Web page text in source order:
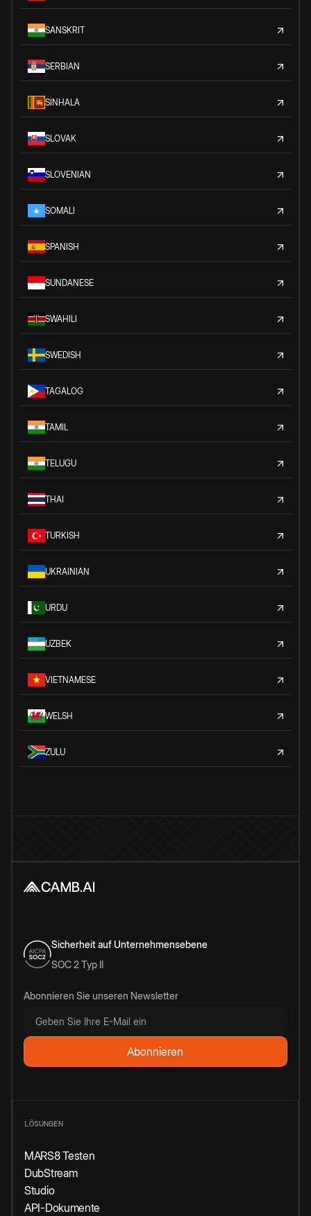
SANSKRIT
SERBIAN
SINHALA
SLOVAK
SLOVENIAN
SOMALI
SPANISH
SUNDANESE
SWAHILI
SWEDISH
TAGALOG
TAMIL
TELUGU
THAI
TURKISH
UKRAINIAN
URDU
UZBEK
VIETNAMESE
WELSH
ZULU
Sicherheit auf Unternehmensebene
SOC 2 Typ II
Abonnieren Sie unseren Newsletter
LÖSUNGEN
MARS8 Testen
DubStream
Studio
API-Dokumente